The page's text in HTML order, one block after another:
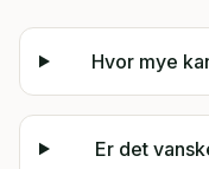
Hvor mye
Er det